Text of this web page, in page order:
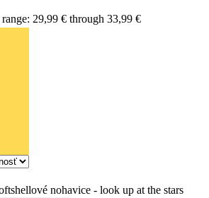
range: 29,99 € through 33,99 €
nohavice - look up at the stars